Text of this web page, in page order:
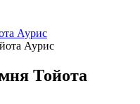
Аурис
Аурис
Тойота